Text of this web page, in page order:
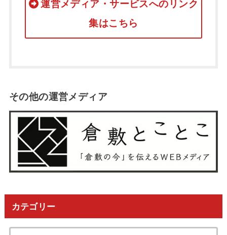
運営メディア・サービスへのリンク
集はこちら
その他の運営メディア
カテゴリー